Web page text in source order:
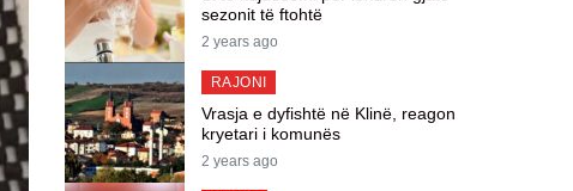
sezonit të ftohtë
2 years ago
RAJONI
Vrasja e dyfishtë në Klinë, reagon
kryetari i komunës
2 years ago